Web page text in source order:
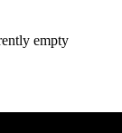
empty